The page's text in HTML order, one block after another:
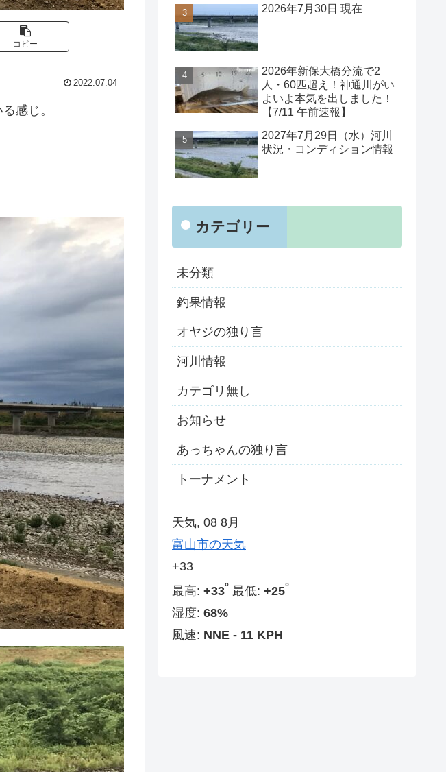
コピー
2022.07.04
感じ。
2026年7月30日 現在
2026年新保大橋分流で2
人・60匹超え！神通川がい
よいよ本気を出しました！
【7/11 午前速報】
2027年7月29日（水）河川
状況・コンディション情報
カテゴリー
未分類
釣果情報
オヤジの独り言
河川情報
カテゴリ無し
お知らせ
あっちゃんの独り言
トーナメント
天気, 08 8月
富山市の天気
+33
最高: +33° 最低: +25°
湿度: 68%
風速: NNE - 11 KPH